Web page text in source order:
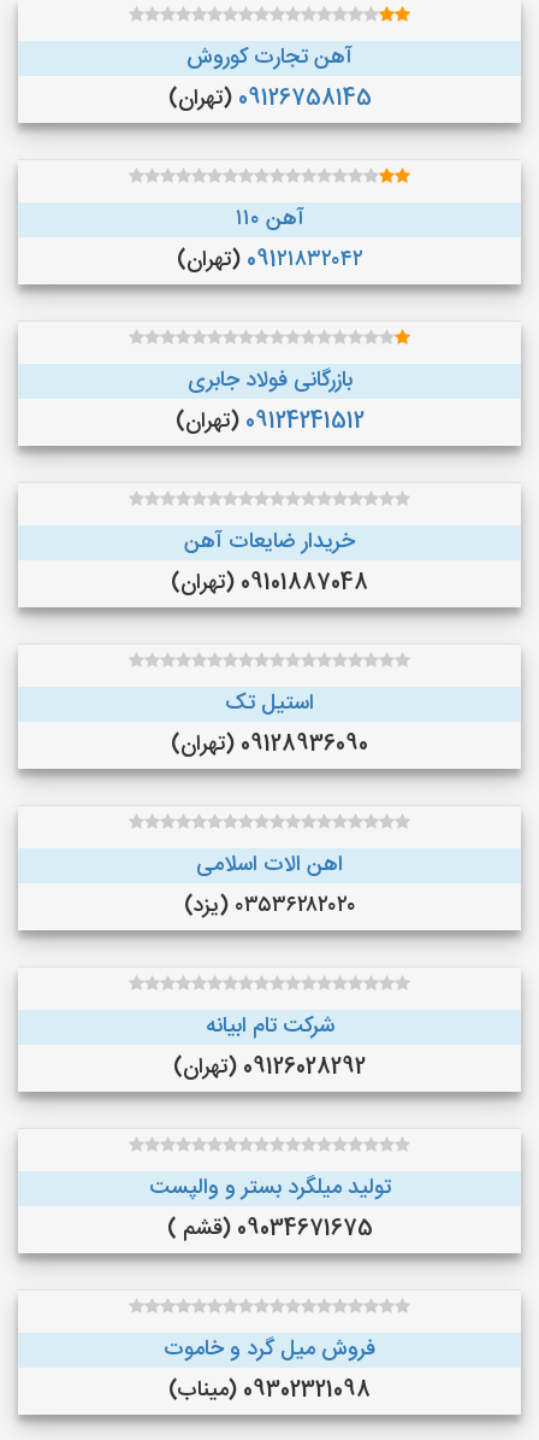
آهن تجارت کوروش
09126758145 (تهران)
آهن ۱۱۰
091۲۱۸۳۲۰۴۲ (تهران)
بازرگانی فولاد جابری
09124241512 (تهران)
خریدار ضایعات آهن
09101887048 (تهران)
استیل تک
09128936090 (تهران)
اهن الات اسلامی
۰۳۵۳۶۲۸۲۰۲۰ (یزد)
شرکت تام ابیانه
09126028292 (تهران)
تولید میلگرد بستر و والپست
09034671675 (قشم )
فروش میل گرد و خاموت
09302321098 (میناب)